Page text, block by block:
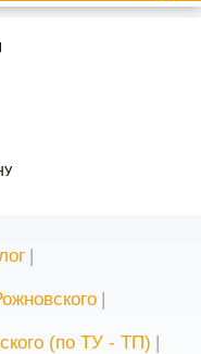
|
|
(по ТУ - ТП) |